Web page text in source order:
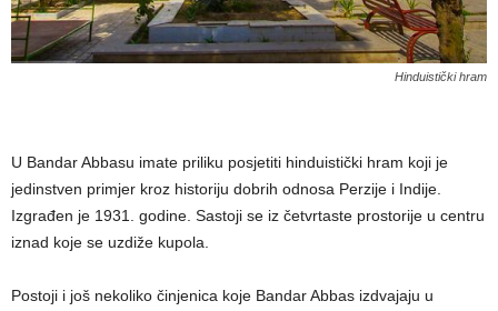
Hinduistički hram
U Bandar Abbasu imate priliku posjetiti hinduistički hram koji je
jedinstven primjer kroz historiju dobrih odnosa Perzije i Indije.
Izgrađen je 1931. godine. Sastoji se iz četvrtaste prostorije u centru
iznad koje se uzdiže kupola.
Postoji i još nekoliko činjenica koje Bandar Abbas izdvajaju u